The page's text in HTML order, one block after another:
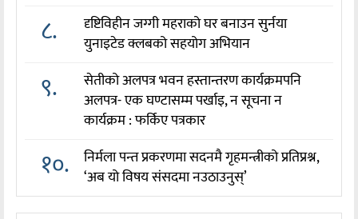
८.
दृष्टिविहीन जग्गी महराको घर बनाउन सुर्नया
युनाइटेड क्लबको सहयोग अभियान
९.
सेतीको अलपत्र भवन हस्तान्तरण कार्यक्रमपनि
अलपत्र- एक घण्टासम्म पर्खाइ, न सूचना न
कार्यक्रम : फर्किए पत्रकार
१०.
निर्मला पन्त प्रकरणमा सदनमै गृहमन्त्रीको प्रतिप्रश्न,
‘अब यो विषय संसदमा नउठाउनुस्’